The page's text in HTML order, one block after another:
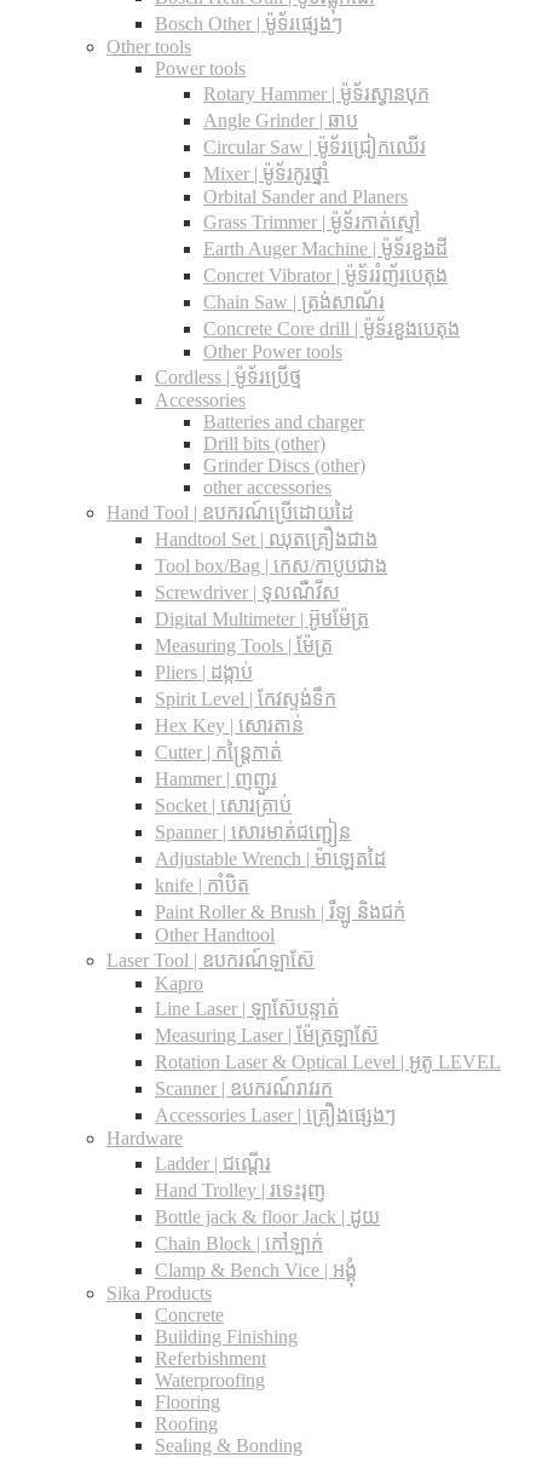
Bosch Other | ម៉ូទ័រផ្សេងៗ
Other tools
Power tools
Rotary Hammer | ម៉ូទ័រស្វានបុក
Angle Grinder | ឆាប
Circular Saw​ | ម៉ូទ័រជ្រៀកឈើរ
Mixer | ម៉ូទ័រកូរថ្នាំ
Orbital Sander and Planers
Grass Trimmer | ម៉ូទ័រកាត់ស្មៅ
Earth Auger Machine | ម៉ូទ័រខួងដី
Concret Vibrator | ម៉ូទ័ររំញ័របេតុង
Chain Saw | ត្រង់សាណ័រ
Concrete Core drill | ម៉ូទ័រខួងបេតុង
Other Power tools
Cordless​ | ម៉ូទ័រប្រើថ្ម
Accessories
Batteries and charger
Drill bits (other)
Grinder Discs (other)
other accessories
Hand Tool | ឧបករណ៍ប្រើដោយដៃ
Handtool Set | ឈុតគ្រឿងជាង
Tool box/Bag | កេស/កាបូបជាង
Screwdriver | ទុលណឺវីស
Digital Multimeter | អ៊ូមម៉ែត្រ
Measuring Tools | ម៉ែត្រ
Pliers | ដង្កាប់
Spirit Level | កែវស្ទង់ទឹក
Hex Key | សោរតាន់
Cutter | កន្រ្តៃកាត់
Hammer | ញញួរ
Socket | សោរគ្រាប់
Spanner |​ សោរមាត់ជញ្ជៀន
Adjustable Wrench |​ ម៉ាឡេតដៃ
knife | កាំបិត
Paint Roller & Brush | រឺឡូ និងជក់
Other Handtool
Laser Tool | ឧបករណ៍ឡាស៊ែ
Kapro
Line Laser | ឡាស៊ែបន្ទាត់
Measuring Laser | ម៉ែត្រឡាស៊ែ
Rotation Laser & Optical Level | អូតូ LEVEL
Scanner | ឧបករណ៍រាវរក
Accessories Laser | គ្រឿងផ្សេងៗ
Hardware
Ladder | ជណ្តើរ
Hand Trolley | រទេះរុញ
Bottle jack & floor Jack​ | ដូយ
Chain Block | កៅឡាក់
Clamp & Bench Vice | អង្គុំ
Sika Products
Concrete
Building Finishing
Referbishment
Waterproofing
Flooring
Roofing
Sealing & Bonding